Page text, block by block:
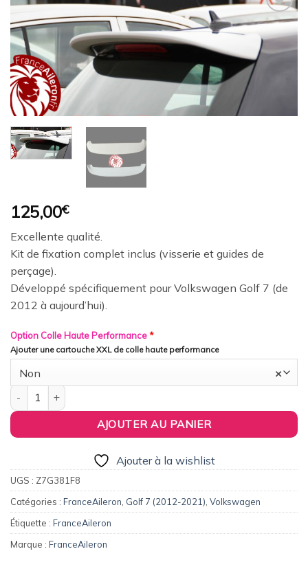
Ajouter
à la
wishlist
125,00€
Excellente qualité.
Kit de fixation complet inclus (visserie et guides de
perçage).
Développé spécifiquement pour Volkswagen Golf 7 (de
2012 à aujourd’hui).
Option Colle Haute Performance*
Ajouter une cartouche XXL de colle haute performance
×
Non
quantité de FranceAileron - Aileron / Becquet #3 pour
AJOUTER AU PANIER
Ajouter à la wishlist
UGS : Z7G381F8
Catégories : FranceAileron Golf 7 (2012-2021) Volkswagen
Étiquette : FranceAileron
Marque : FranceAileron